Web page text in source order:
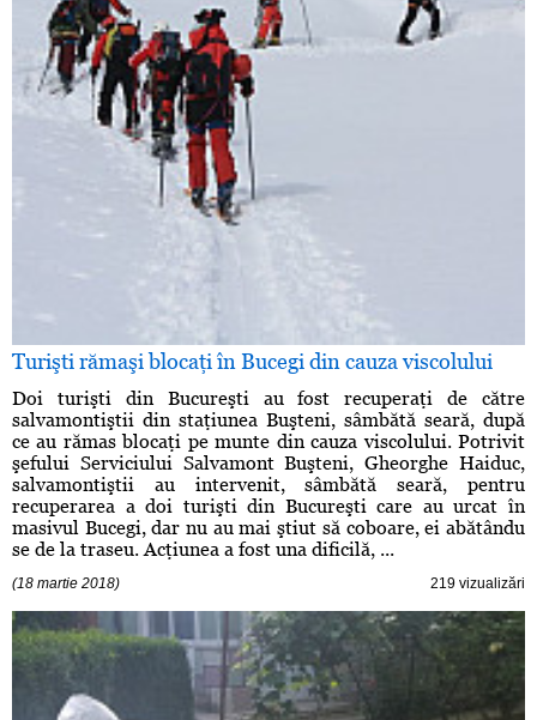
Turişti rămaşi blocaţi în Bucegi din cauza viscolului
Doi turişti din Bucureşti au fost recuperaţi de către
salvamontiştii din staţiunea Buşteni, sâmbătă seară, după
ce au rămas blocaţi pe munte din cauza viscolului. Potrivit
şefului Serviciului Salvamont Buşteni, Gheorghe Haiduc,
salvamontiştii au intervenit, sâmbătă seară, pentru
recuperarea a doi turişti din Bucureşti care au urcat în
masivul Bucegi, dar nu au mai ştiut să coboare, ei abătându
se de la traseu. Acţiunea a fost una dificilă, ...
(18 martie 2018) 219 vizualizări